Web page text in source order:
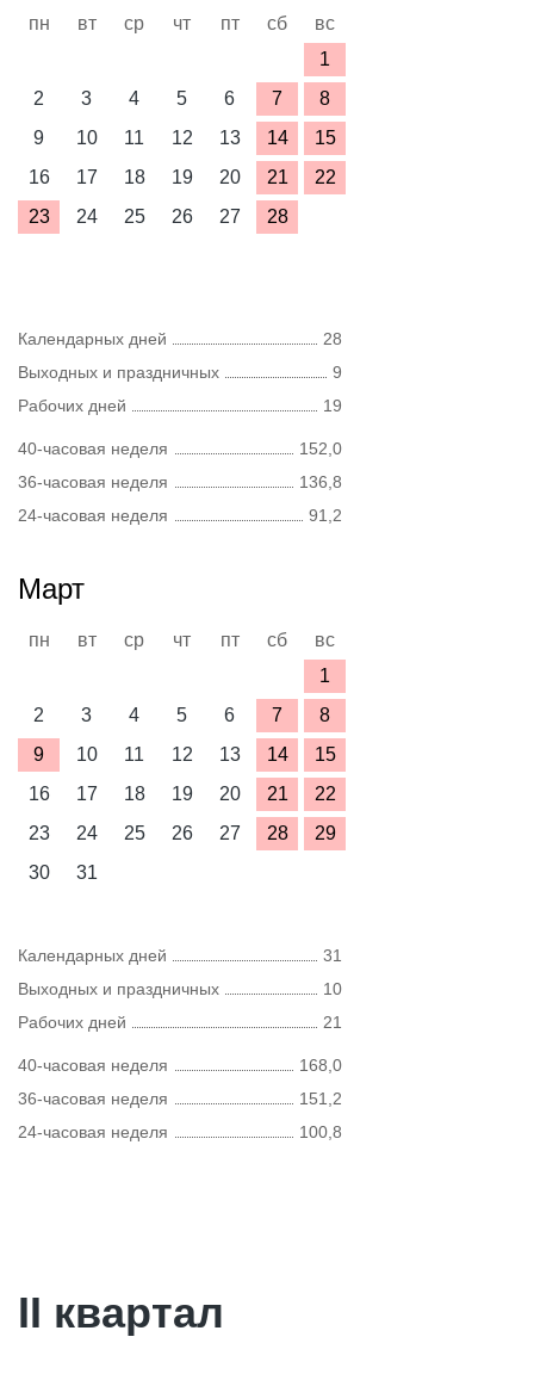
пн вт ср чт пт сб
вс
1
2
3 4 5 6 7
8
9
10 11 12 13 14
15
16
17 18 19 20 21
22
23
24 25 26 27 28
Календарных дней
28
Выходных и праздничных
9
Рабочих дней
19
40-часовая неделя
152,0
36-часовая неделя
136,8
24-часовая неделя
91,2
Март
пн вт ср чт пт сб
вс
1
2
3 4 5 6 7
8
9
10 11 12 13 14
15
16
17 18 19 20 21
22
23
24 25 26 27 28
29
30
31
Календарных дней
31
Выходных и праздничных
10
Рабочих дней
21
40-часовая неделя
168,0
36-часовая неделя
151,2
24-часовая неделя
100,8
II квартал